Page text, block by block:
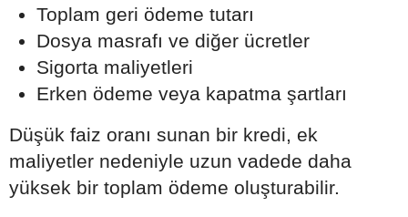
Toplam geri ödeme tutarı
Dosya masrafı ve diğer ücretler
Sigorta maliyetleri
Erken ödeme veya kapatma şartları
Düşük faiz oranı sunan bir kredi, ek
maliyetler nedeniyle uzun vadede daha
yüksek bir toplam ödeme oluşturabilir.